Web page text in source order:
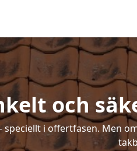
och
speciellt i offertfasen. Men